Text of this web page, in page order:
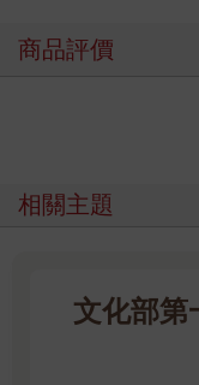
商品評價
相關主題
文化部第